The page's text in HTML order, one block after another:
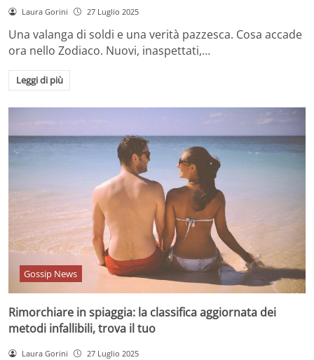
Laura Gorini 27 Luglio 2025
Una valanga di soldi e una verità pazzesca. Cosa accade
ora nello Zodiaco. Nuovi, inaspettati,…
Leggi di più
Gossip News
Rimorchiare in spiaggia: la classifica aggiornata dei
metodi infallibili, trova il tuo
Laura Gorini 27 Luglio 2025